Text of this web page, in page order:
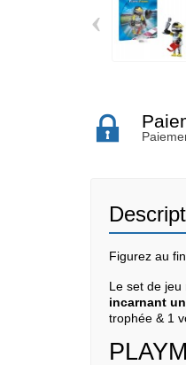
‹
Figurez au
Le set de jeu
incarnant
trophée & 1